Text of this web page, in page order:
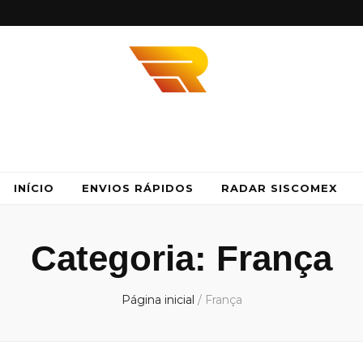
INÍCIO ENVIOS RÁPIDOS RADAR SISCOMEX
Categoria: França
Página inicial / França